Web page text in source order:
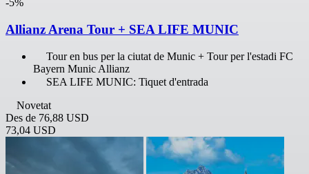
-5%
Allianz Arena Tour + SEA LIFE MUNIC
Tour en bus per la ciutat de Munic + Tour per l'estadi FC
Bayern Munic Allianz
SEA LIFE MUNIC: Tiquet d'entrada
Novetat
Des de 76,88 USD
73,04 USD